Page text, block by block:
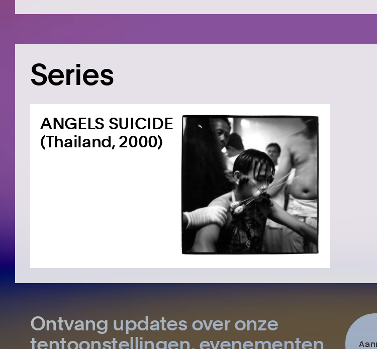
Series
ANGELS SUICIDE
(Thailand, 2000)
Ontvang updates over onze
tentoonstellingen, evenementen